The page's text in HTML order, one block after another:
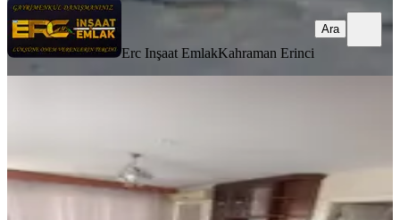
Erc Inşaat EmlakKahraman Erinci
Ara
2+1·
3.100.000 ₺3.200.000 ₺